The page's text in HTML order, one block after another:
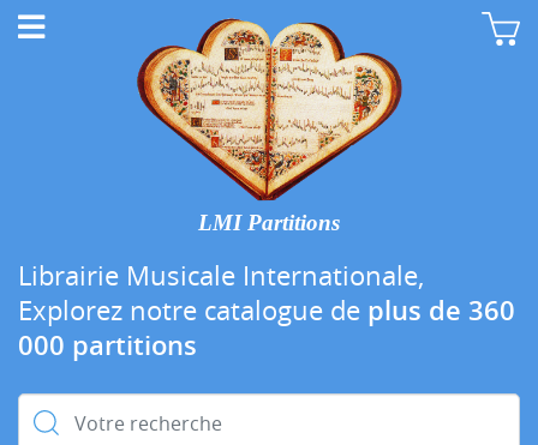
LMI Partitions
Librairie Musicale Internationale,
Explorez notre catalogue de plus de 360
000 partitions
Rechercher :